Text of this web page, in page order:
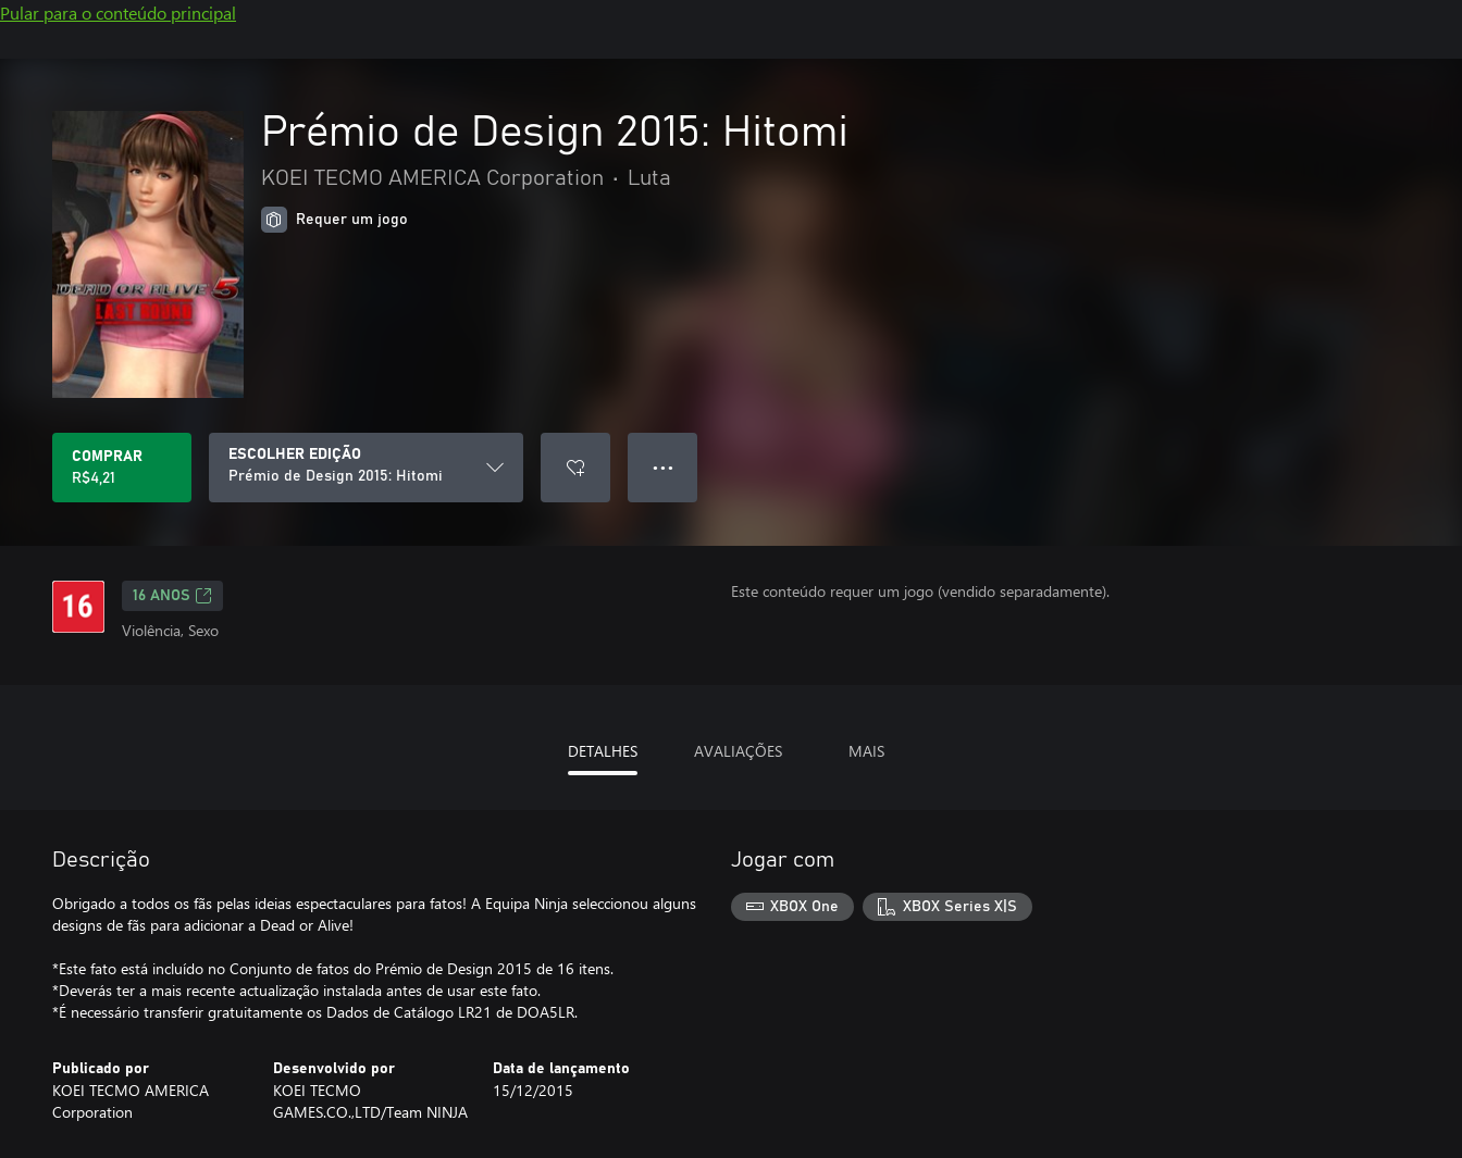
Pular para o conteúdo principal
Prémio de Design 2015: Hitomi
KOEI TECMO AMERICA Corporation • Luta
Requer um jogo
COMPRAR
R$4,21
ESCOLHER EDIÇÃO
Prémio de Design 2015: Hitomi
● ● ●
16 ANOS
Violência, Sexo
Este conteúdo requer um jogo (vendido separadamente).
DETALHES AVALIAÇÕES MAIS
Descrição
Obrigado a todos os fãs pelas ideias espectaculares para fatos! A Equipa Ninja seleccionou alguns
designs de fãs para adicionar a Dead or Alive!
*Este fato está incluído no Conjunto de fatos do Prémio de Design 2015 de 16 itens.
*Deverás ter a mais recente actualização instalada antes de usar este fato.
*É necessário transferir gratuitamente os Dados de Catálogo LR21 de DOA5LR.
Publicado por
KOEI TECMO AMERICA
Corporation
Desenvolvido por
KOEI TECMO
GAMES.CO.,LTD/Team NINJA
Data de lançamento
15/12/2015
Jogar com
XBOX One XBOX Series X|S